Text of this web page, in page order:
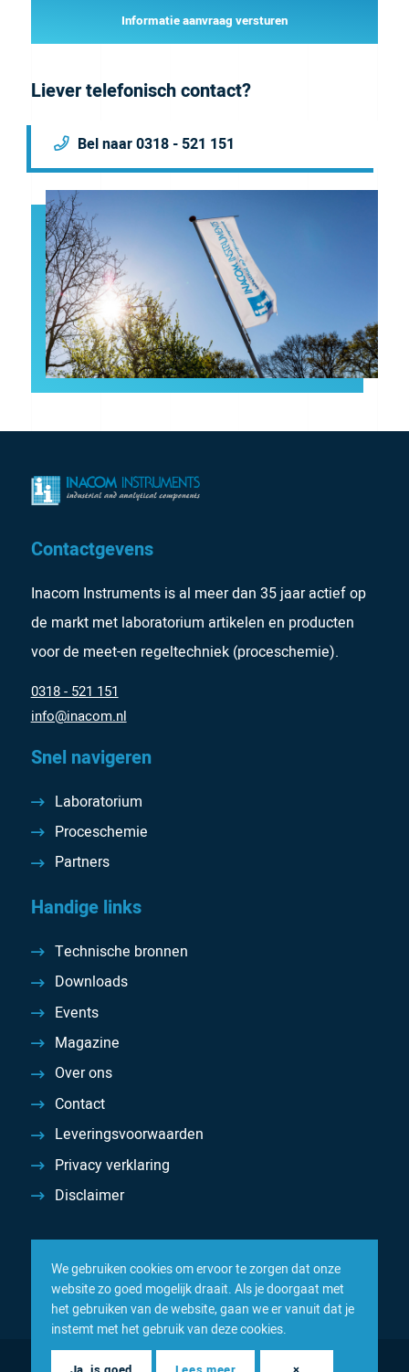
Informatie aanvraag versturen
Liever telefonisch contact?
Bel naar 0318 - 521 151
Contactgevens
Inacom Instruments is al meer dan 35 jaar actief op
de markt met laboratorium artikelen en producten
voor de meet-en regeltechniek (proceschemie).
0318 - 521 151
info@inacom.nl
Snel navigeren
Laboratorium
Proceschemie
Partners
Handige links
Technische bronnen
Downloads
Events
Magazine
Over ons
Contact
Leveringsvoorwaarden
Privacy verklaring
Disclaimer
© 2026 Inacom — Sterk in spareparts, consumables en
We gebruiken cookies om ervoor te zorgen dat onze
website zo goed mogelijk draait. Als je doorgaat met
het gebruiken van de website, gaan we er vanuit dat je
instemt met het gebruik van deze cookies.